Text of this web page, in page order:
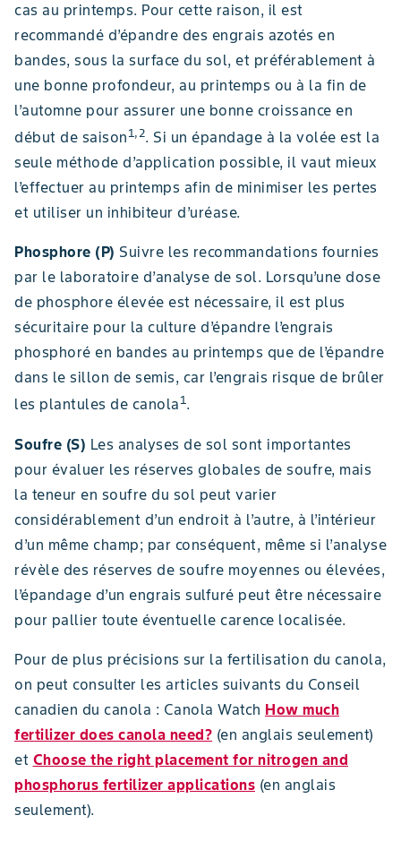
cas au printemps. Pour cette raison, il est
recommandé d’épandre des engrais azotés en
bandes, sous la surface du sol, et préférablement à
une bonne profondeur, au printemps ou à la fin de
l’automne pour assurer une bonne croissance en
début de saison1,2. Si un épandage à la volée est la
seule méthode d’application possible, il vaut mieux
l’effectuer au printemps afin de minimiser les pertes
et utiliser un inhibiteur d’uréase.
Phosphore (P) Suivre les recommandations fournies
par le laboratoire d’analyse de sol. Lorsqu’une dose
de phosphore élevée est nécessaire, il est plus
sécuritaire pour la culture d’épandre l’engrais
phosphoré en bandes au printemps que de l’épandre
dans le sillon de semis, car l’engrais risque de brûler
les plantules de canola1.
Soufre (S) Les analyses de sol sont importantes
pour évaluer les réserves globales de soufre, mais
la teneur en soufre du sol peut varier
considérablement d’un endroit à l’autre, à l’intérieur
d’un même champ; par conséquent, même si l’analyse
révèle des réserves de soufre moyennes ou élevées,
l’épandage d’un engrais sulfuré peut être nécessaire
pour pallier toute éventuelle carence localisée.
Pour de plus précisions sur la fertilisation du canola,
on peut consulter les articles suivants du Conseil
canadien du canola : Canola Watch How much
fertilizer does canola need? (en anglais seulement)
et Choose the right placement for nitrogen and
phosphorus fertilizer applications (en anglais
seulement).